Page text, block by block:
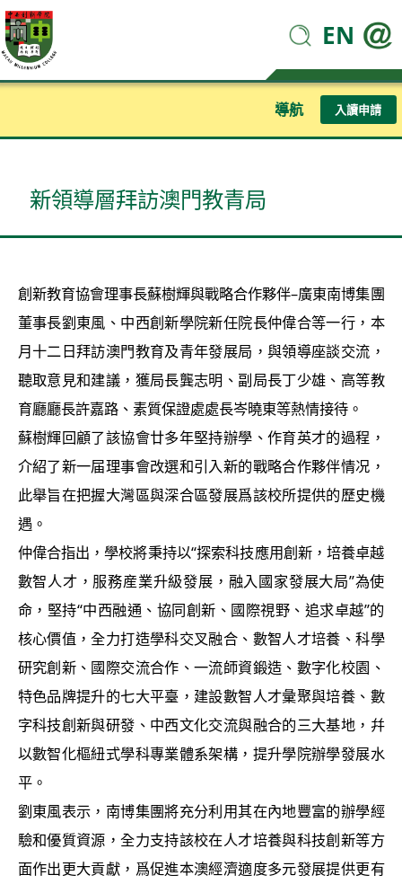
EN
導航 入讀申請
新領導層拜訪澳門教青局
創新教育協會理事長蘇樹輝與戰略合作夥伴–廣東南博集團
董事長劉東風、中西創新學院新任院長仲偉合等一行，本
月十二日拜訪澳門教育及青年發展局，與領導座談交流，
聽取意見和建議，獲局長龔志明、副局長丁少雄、高等教
育廳廳長許嘉路、素質保證處處長岑曉東等熱情接待。
蘇樹輝回顧了該協會廿多年堅持辦學、作育英才的過程，
介紹了新一届理事會改選和引入新的戰略合作夥伴情况，
此舉旨在把握大灣區與深合區發展爲該校所提供的歷史機
遇。
仲偉合指出，學校將秉持以“探索科技應用創新，培養卓越
數智人才，服務産業升級發展，融入國家發展大局”為使
命，堅持“中西融通、協同創新、國際視野、追求卓越”的
核心價值，全力打造學科交叉融合、數智人才培養、科學
研究創新、國際交流合作、一流師資鍛造、數字化校園、
特色品牌提升的七大平臺，建設數智人才彙聚與培養、數
字科技創新與研發、中西文化交流與融合的三大基地，幷
以數智化樞紐式學科專業體系架構，提升學院辦學發展水
平。
劉東風表示，南博集團將充分利用其在內地豐富的辦學經
驗和優質資源，全力支持該校在人才培養與科技創新等方
面作出更大貢獻，爲促進本澳經濟適度多元發展提供更有